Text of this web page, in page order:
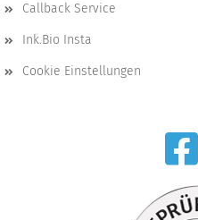
Callback Service
Ink.Bio Insta
Cookie Einstellungen